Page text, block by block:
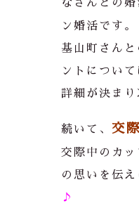
なさんとの
ン婚活です。
基山町さん
ントについ
詳細が決ま
続いて、 交
交際中のカ
の思いを伝
♪